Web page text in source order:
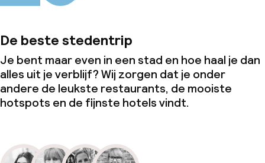
Wasservice
Zakelijke faciliteiten
Conferentieruimte
Vergaderruimte
Beleid
De beste stedentrip
Je bent maar even in een stad en hoe haal je dan
alles uit je verblijf? Wij zorgen dat je onder
andere de leukste restaurants, de mooiste
hotspots en de fijnste hotels vindt.